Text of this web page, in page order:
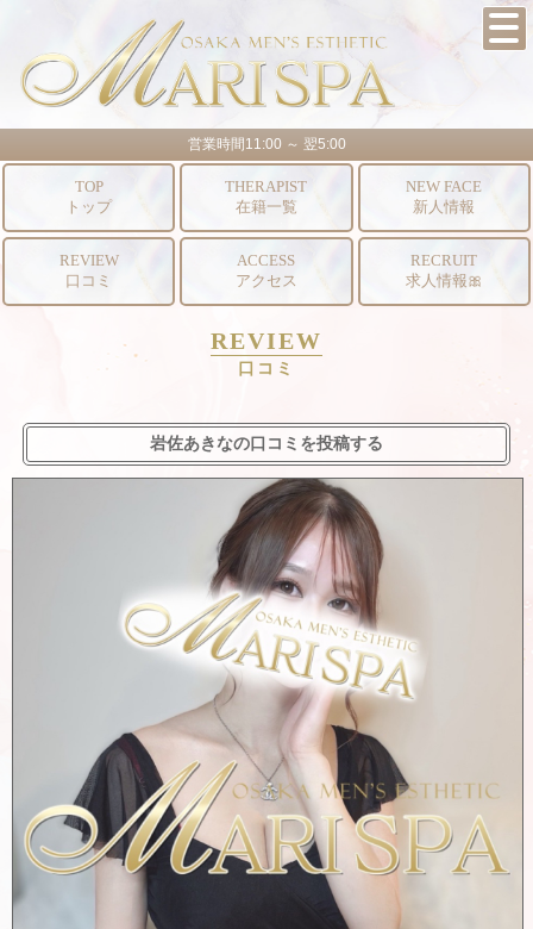
営業時間11:00 ～ 翌5:00
TOP
トップ
THERAPIST
在籍一覧
NEW FACE
新人情報
REVIEW
口コミ
ACCESS
アクセス
RECRUIT
求人情報🎀
REVIEW
口コミ
岩佐あきなの口コミを投稿する